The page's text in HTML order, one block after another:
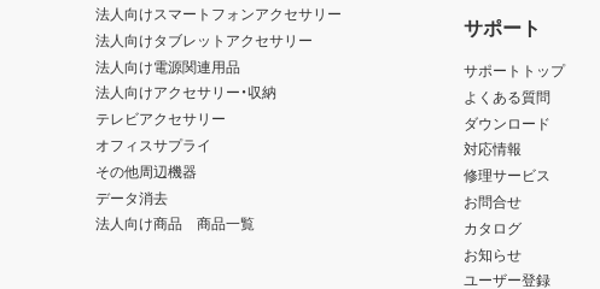
法人向けスマートフォンアクセサリー
法人向けタブレットアクセサリー
法人向け電源関連用品
法人向けアクセサリー・収納
テレビアクセサリー
オフィスサプライ
その他周辺機器
データ消去
法人向け商品 商品一覧
サポート
サポートトップ
よくある質問
ダウンロード
対応情報
修理サービス
お問合せ
カタログ
お知らせ
ユーザー登録